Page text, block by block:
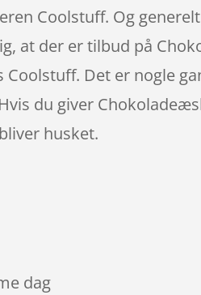
Coolstuff. Og
at der er tilbud på
Det er nogle
du giver
husket.
dag